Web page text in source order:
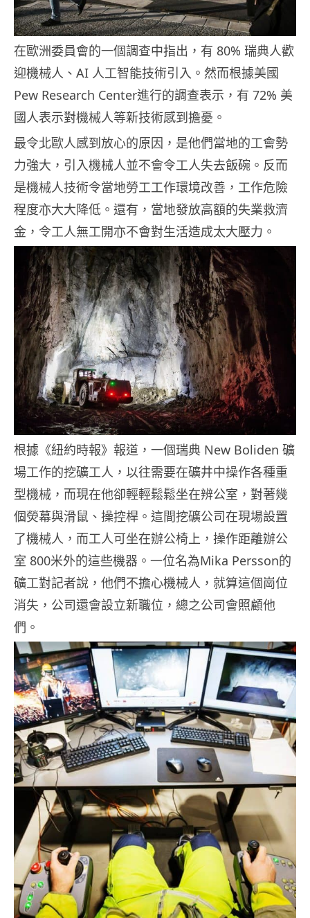
在歐洲委員會的一個調查中指出，有 80% 瑞典人歡
迎機械人、AI 人工智能技術引入。然而根據美國
Pew Research Center進行的調查表示，有 72% 美
國人表示對機械人等新技術感到擔憂。
最令北歐人感到放心的原因，是他們當地的工會勢
力強大，引入機械人並不會令工人失去飯碗。反而
是機械人技術令當地勞工工作環境改善，工作危險
程度亦大大降低。還有，當地發放高額的失業救濟
金，令工人無工開亦不會對生活造成太大壓力。
根據《紐約時報》報道，一個瑞典 New Boliden 礦
場工作的挖礦工人，以往需要在礦井中操作各種重
型機械，而現在他卻輕輕鬆鬆坐在辨公室，對著幾
個熒幕與滑鼠、操控桿。這間挖礦公司在現場設置
了機械人，而工人可坐在辦公椅上，操作距離辦公
室 800米外的這些機器。一位名為Mika Persson的
礦工對記者說，他們不擔心機械人，就算這個崗位
消失，公司還會設立新職位，總之公司會照顧他
們。